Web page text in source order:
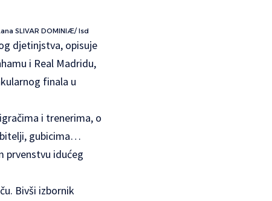
SLIVAR DOMINIÆ/ lsd
djetinjstva, opisuje
i Real Madridu,
finala u
i trenerima, o
gubicima…
prvenstvu idućeg
Bivši izbornik